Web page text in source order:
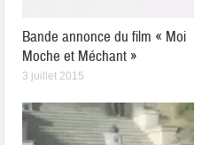
Bande annonce du film « Moi
Moche et Méchant »
3 juillet 2015